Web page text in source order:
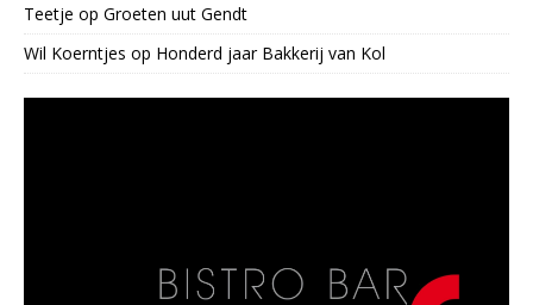
Teetje op Groeten uut Gendt
Wil Koerntjes op Honderd jaar Bakkerij van Kol